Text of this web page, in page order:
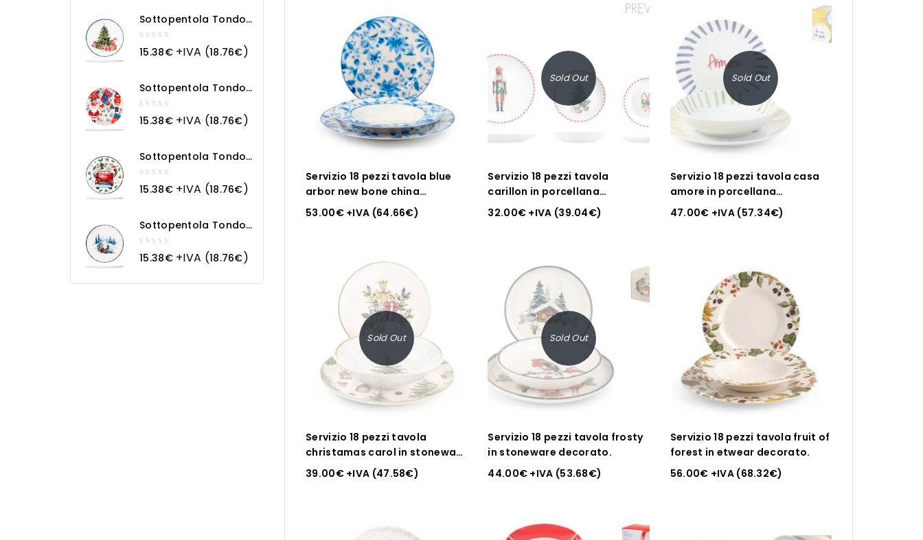
Servizio 18 pezzi tavola blue
arbor new bone china
decorato
53.00€+IVA (64.66€)
Sold Out
Servizio 18 pezzi tavola
carillon in porcellana
decorata forma coupe
32.00€ +IVA (39.04€)
Sold Out
Servizio 18 pezzi tavola casa
amore in porcellana
decorata.
47.00€ +IVA (57.34€)
Sold Out
Servizio 18 pezzi tavola
christamas carol in stoneware
decorati
39.00€+IVA (47.58€)
Sold Out
Servizio 18 pezzi tavola frosty
in stoneware decorato.
44.00€ +IVA (53.68€)
Servizio 18 pezzi tavola fruit of
forest in etwear decorato.
56.00€ +IVA (68.32€)
Sottopentola Tondo
In Ceramica Natale
out
15.38€+IVA (18.76€)
Sottopentola Tondo
In Ceramica Magia
Natalizia
out
15.38€+IVA (18.76€)
Sottopentola Tondo
In Ceramica Macchina
Natalizia
out
15.38€+IVA (18.76€)
Sottopentola Tondo
In Ceramica
Paesaggio Innevato
out
15.38€+IVA (18.76€)